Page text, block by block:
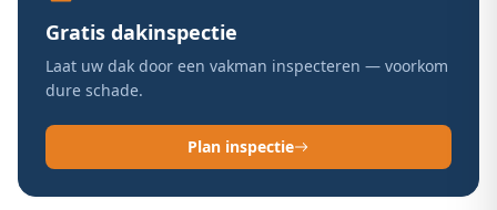
Gratis dakinspectie
Laat uw dak door een vakman inspecteren — voorkom
dure schade.
Plan inspectie